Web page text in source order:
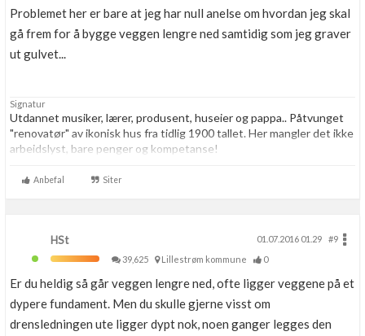
Problemet her er bare at jeg har null anelse om hvordan jeg skal
gå frem for å bygge veggen lengre ned samtidig som jeg graver
ut gulvet...
Signatur
Utdannet musiker, lærer, produsent, huseier og pappa.. Påtvunget
"renovatør" av ikonisk hus fra tidlig 1900 tallet. Her mangler det ikke
arbeidslyst, bare penger og kompetanse!
Anbefal Siter
HSt 01.07.2016 01.29
#9
39,625
Lillestrøm kommune 0
Er du heldig så går veggen lengre ned, ofte ligger veggene på et
dypere fundament. Men du skulle gjerne visst om
drensledningen ute ligger dypt nok, noen ganger legges den